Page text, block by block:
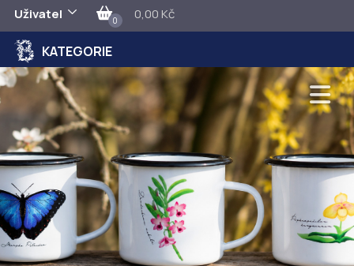
Uživatel 0 0,00 Kč
KATEGORIE